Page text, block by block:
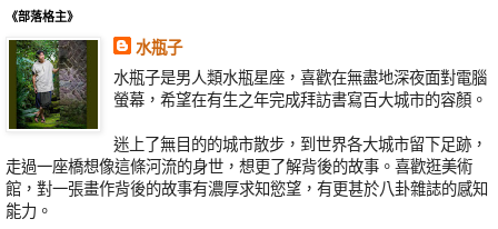
《部落格主》
水瓶子
水瓶子是男人類水瓶星座，喜歡在無盡地深夜面對電腦
螢幕，希望在有生之年完成拜訪書寫百大城市的容顏。
迷上了無目的的城市散步，到世界各大城市留下足跡，
走過一座橋想像這條河流的身世，想更了解背後的故事。喜歡逛美術
館，對一張畫作背後的故事有濃厚求知慾望，有更甚於八卦雜誌的感知
能力。